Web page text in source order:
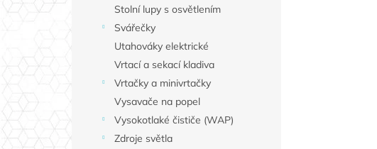
Stolní lupy s osvětlením
Svářečky
Utahováky elektrické
Vrtací a sekací kladiva
Vrtačky a minivrtačky
Vysavače na popel
Vysokotlaké čističe (WAP)
Zdroje světla